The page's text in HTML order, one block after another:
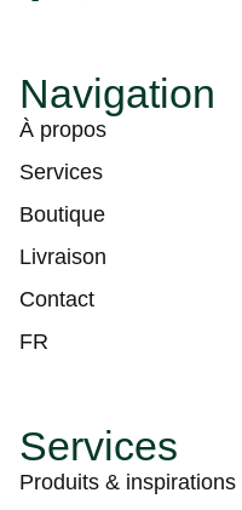
Navigation
À propos
Services
Boutique
Livraison
Contact
FR
Services
Produits & inspirations